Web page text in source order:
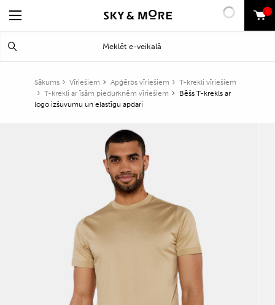
0
Sākums Vīriešiem Apģērbs vīriešiem
T-krekli vīriešiem
T-krekli ar īsām piedurknēm vīriešiem
Bēšs T-krekls ar
logo izšuvumu un elastīgu apdari